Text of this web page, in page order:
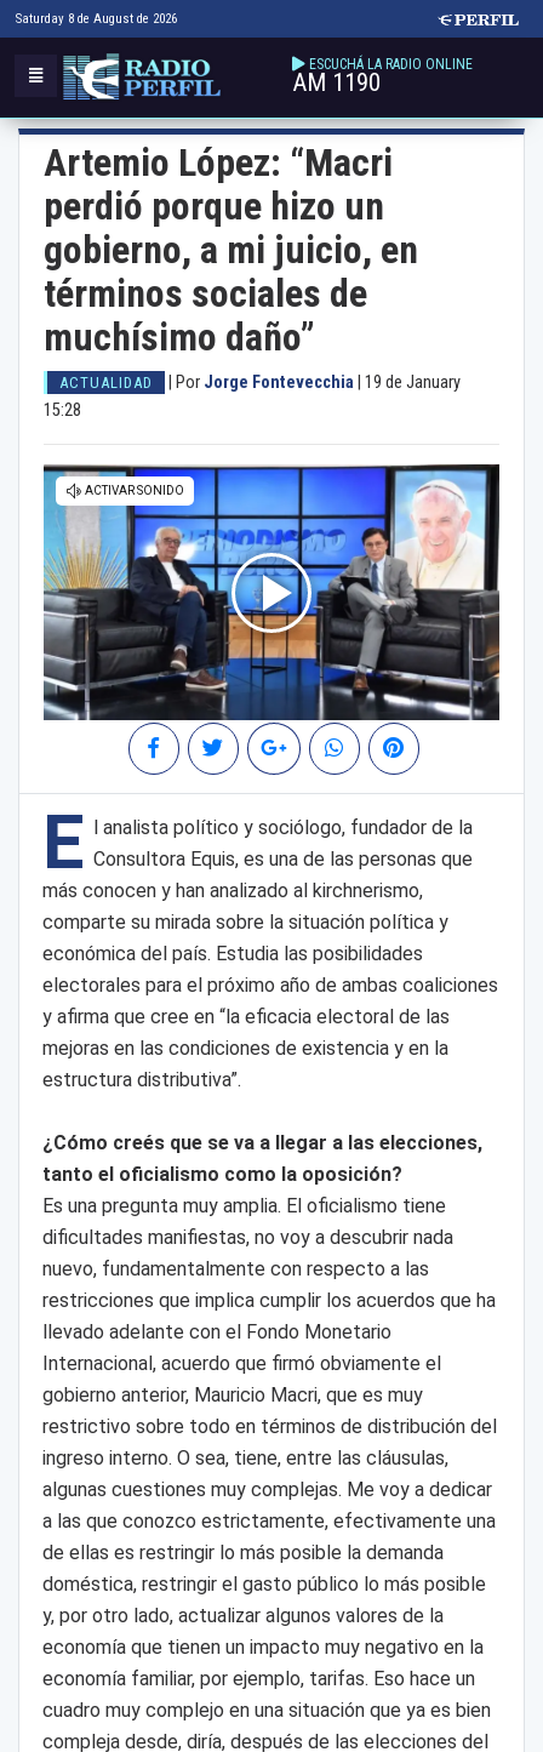
Saturday 8 de August de 2026
ESCUCHÁ LA RADIO ONLINE
AM 1190
Artemio López: “Macri
perdió porque hizo un
gobierno, a mi juicio, en
términos sociales de
muchísimo daño”
ACTUALIDAD Por Jorge Fontevecchia 19 de January
15:28
E l analista político y sociólogo, fundador de la
Consultora Equis, es una de las personas que
más conocen y han analizado al kirchnerismo,
comparte su mirada sobre la situación política y
económica del país. Estudia las posibilidades
electorales para el próximo año de ambas coaliciones
y afirma que cree en “la eficacia electoral de las
mejoras en las condiciones de existencia y en la
estructura distributiva”.
¿Cómo creés que se va a llegar a las elecciones,
tanto el oficialismo como la oposición?
Es una pregunta muy amplia. El oficialismo tiene
dificultades manifiestas, no voy a descubrir nada
nuevo, fundamentalmente con respecto a las
restricciones que implica cumplir los acuerdos que ha
llevado adelante con el Fondo Monetario
Internacional, acuerdo que firmó obviamente el
gobierno anterior, Mauricio Macri, que es muy
restrictivo sobre todo en términos de distribución del
ingreso interno. O sea, tiene, entre las cláusulas,
algunas cuestiones muy complejas. Me voy a dedicar
a las que conozco estrictamente, efectivamente una
de ellas es restringir lo más posible la demanda
doméstica, restringir el gasto público lo más posible
y, por otro lado, actualizar algunos valores de la
economía que tienen un impacto muy negativo en la
economía familiar, por ejemplo, tarifas. Eso hace un
cuadro muy complejo en una situación que ya es bien
compleja desde, diría, después de las elecciones del